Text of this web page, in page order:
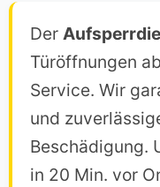
Der
Türöffnungen
Service. Wir
und
Beschädigung.
in 20 Min. vor